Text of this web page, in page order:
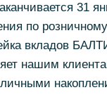
31
по
вкладов
нашим